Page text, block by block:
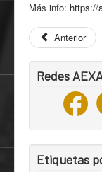
Más info: https://
Anterior
Redes
Etiquetas